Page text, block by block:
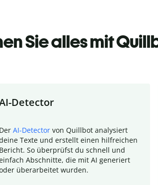
Sie alles mit
Detector
Der AI-Detector von Quillbot analysiert
Texte und erstellt einen hilfreichen
Bericht. So überprüfst du schnell und
Abschnitte, die mit AI generiert
überarbeitet wurden.